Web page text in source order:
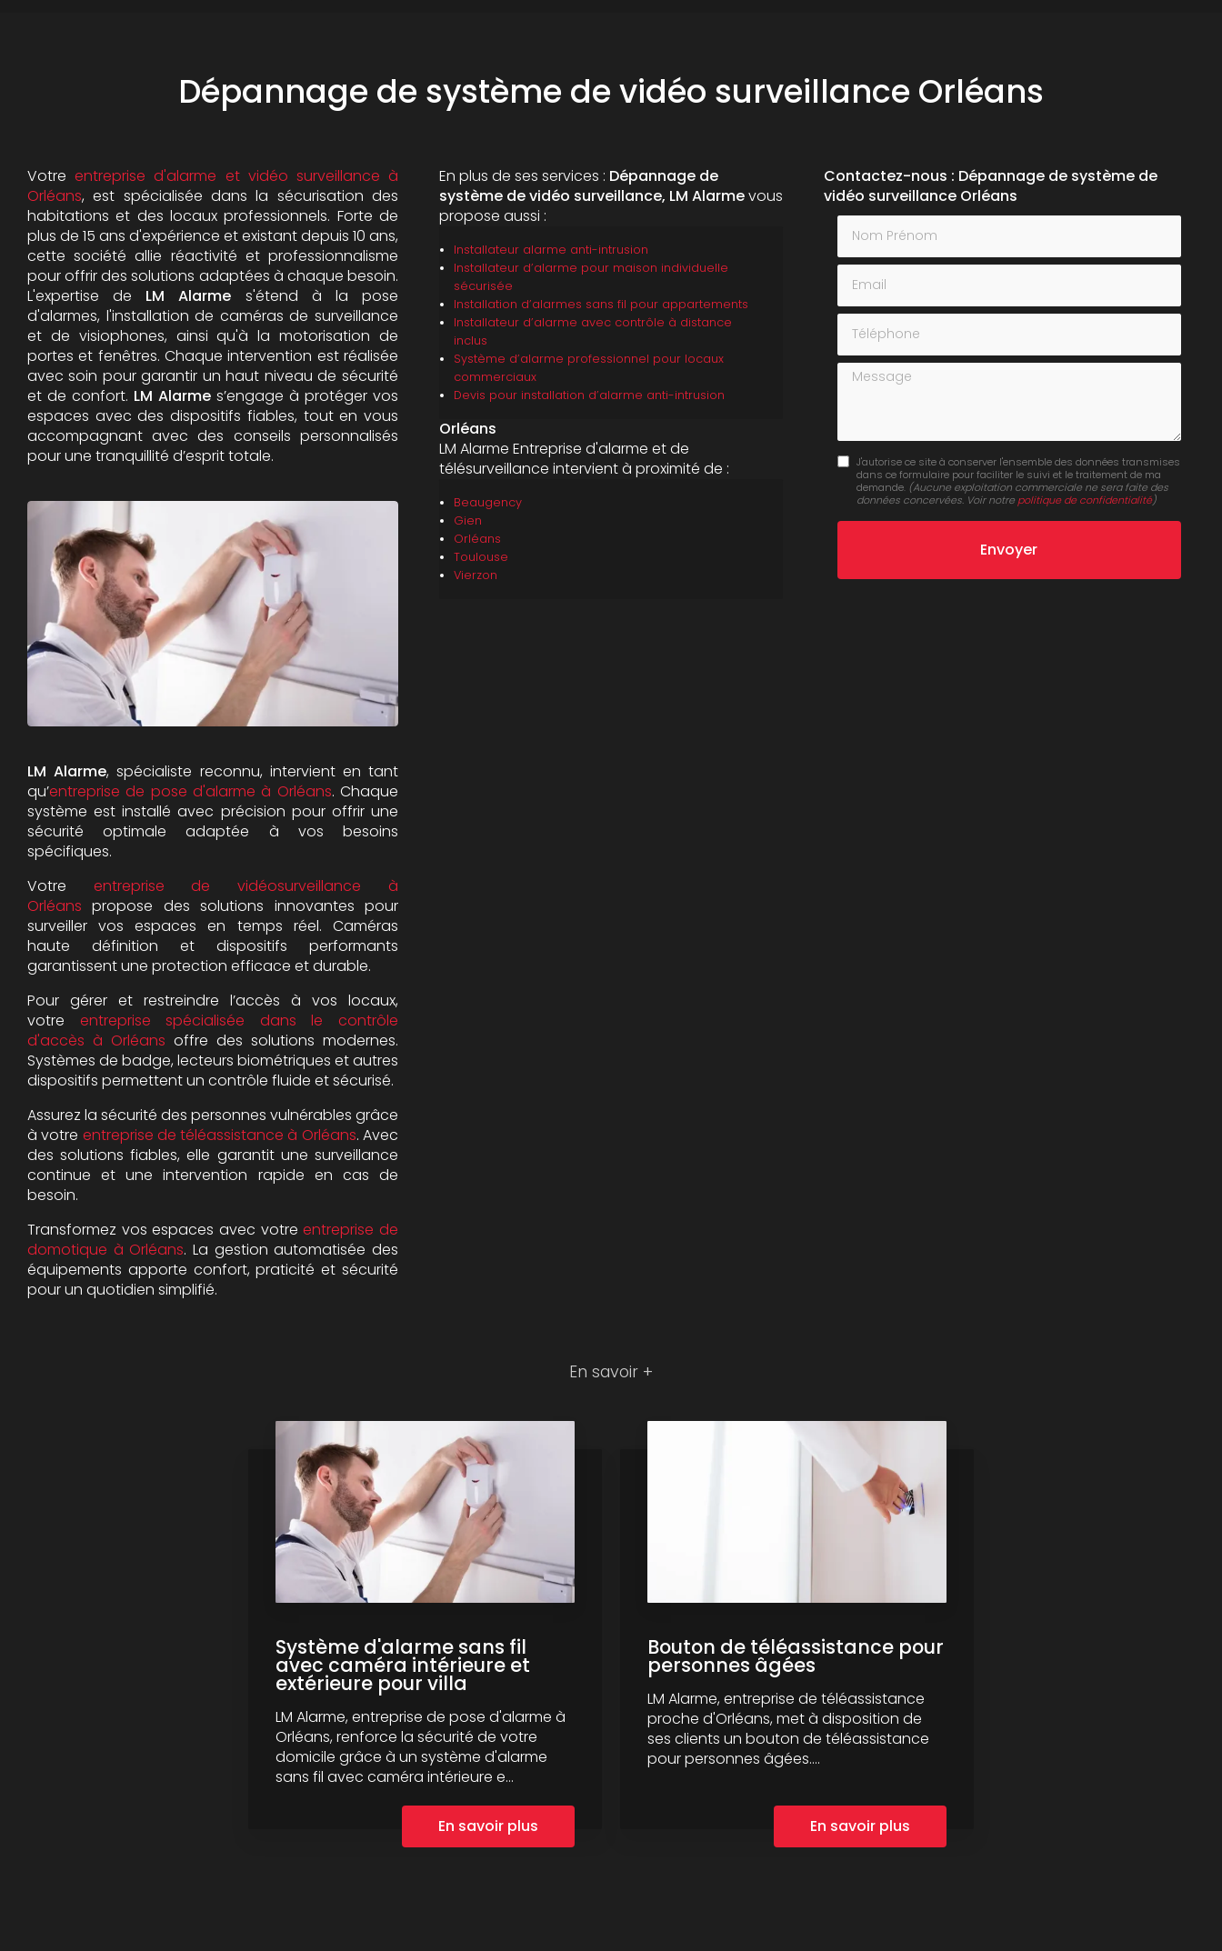
Dépannage de système de vidéo surveillance Orléans
Votreentreprise d'alarme et vidéo surveillance à
Orléans, est spécialisée dans la sécurisation des
habitations et des locaux professionnels. Forte de
plus de 15 ans d'expérience et existant depuis 10 ans,
cette société allie réactivité et professionnalisme
pour offrir des solutions adaptées à chaque besoin.
L'expertise de LM Alarme s'étend à la pose
d'alarmes, l'installation de caméras de surveillance
et de visiophones, ainsi qu'à la motorisation de
portes et fenêtres. Chaque intervention est réalisée
avec soin pour garantir un haut niveau de sécurité
et de confort. LM Alarme s’engage à protéger vos
espaces avec des dispositifs fiables, tout en vous
accompagnant avec des conseils personnalisés
pour une tranquillité d’esprit totale.
LM Alarme, spécialiste reconnu, intervient en tant
qu’entreprise de pose d'alarme à Orléans. Chaque
système est installé avec précision pour offrir une
sécurité optimale adaptée à vos besoins
spécifiques.
Votre entreprise de vidéosurveillance à
Orléans propose des solutions innovantes pour
surveiller vos espaces en temps réel. Caméras
haute définition et dispositifs performants
garantissent une protection efficace et durable.
Pour gérer et restreindre l’accès à vos locaux,
votre entreprise spécialisée dans le contrôle
d'accès à Orléans offre des solutions modernes.
Systèmes de badge, lecteurs biométriques et autres
dispositifs permettent un contrôle fluide et sécurisé.
Assurez la sécurité des personnes vulnérables grâce
à votre entreprise de téléassistance à Orléans. Avec
des solutions fiables, elle garantit une surveillance
continue et une intervention rapide en cas de
besoin.
Transformez vos espaces avec votreentreprise de
domotique à Orléans. La gestion automatisée des
équipements apporte confort, praticité et sécurité
pour un quotidien simplifié.
En plus de ses services : Dépannage de
système de vidéo surveillance, LM Alarmevous
propose aussi :
Installateur alarme anti-intrusion
Installateur d’alarme pour maison individuelle
sécurisée
Installation d’alarmes sans fil pour appartements
Installateur d’alarme avec contrôle à distance
inclus
Système d’alarme professionnel pour locaux
commerciaux
Devis pour installation d’alarme anti-intrusion
Orléans
LM Alarme Entreprise d'alarme et de
télésurveillance intervient à proximité de :
Beaugency
Gien
Orléans
Toulouse
Vierzon
Contactez-nous : Dépannage de système de
vidéo surveillance Orléans
Nom Prénom
Email
Téléphone
Message
J'autorise ce site à conserver l'ensemble des données transmises
dans ce formulaire pour faciliter le suivi et le traitement de ma
demande. (Aucune exploitation commerciale ne sera faite des
données concervées. Voir notre politique de confidentialité)
En savoir +
Système d'alarme sans fil
avec caméra intérieure et
extérieure pour villa
LM Alarme, entreprise de pose d'alarme à
Orléans, renforce la sécurité de votre
domicile grâce à un système d'alarme
sans fil avec caméra intérieure e...
En savoir plus
Bouton de téléassistance pour
personnes âgées
LM Alarme, entreprise de téléassistance
proche d'Orléans, met à disposition de
ses clients un bouton de téléassistance
pour personnes âgées....
En savoir plus